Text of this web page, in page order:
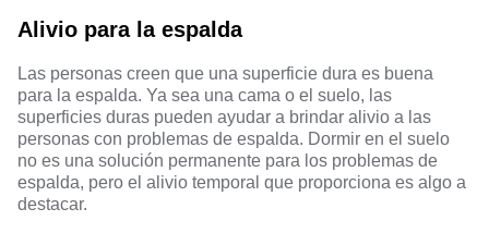
Alivio para la espalda
Las personas creen que una superficie dura es buena
para la espalda. Ya sea una cama o el suelo, las
superficies duras pueden ayudar a brindar alivio a las
personas con problemas de espalda. Dormir en el suelo
no es una solución permanente para los problemas de
espalda, pero el alivio temporal que proporciona es algo a
destacar.